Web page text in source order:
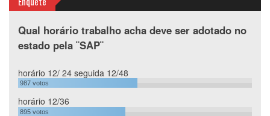
Qual horário trabalho acha deve ser adotado no
estado pela ¨SAP¨
horário 12/ 24 seguida 12/48
987votos
horário 12/36
895votos